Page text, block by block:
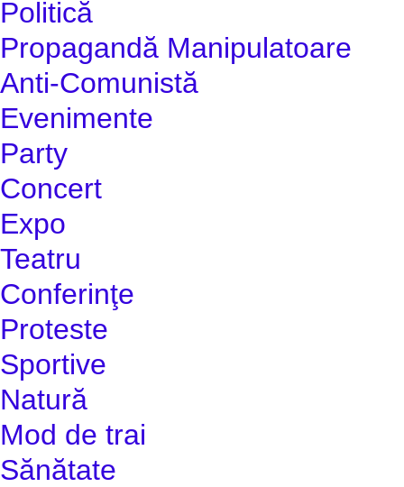
Politică
Propagandă Manipulatoare
Anti-Comunistă
Evenimente
Party
Concert
Expo
Teatru
Conferinţe
Proteste
Sportive
Natură
Mod de trai
Sănătate